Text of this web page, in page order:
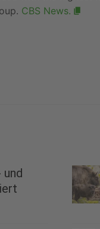
CBS News.
und